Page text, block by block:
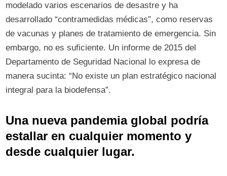
modelado varios escenarios de desastre y ha
desarrollado “contramedidas médicas”, como reservas
de vacunas y planes de tratamiento de emergencia. Sin
embargo, no es suficiente. Un informe de 2015 del
Departamento de Seguridad Nacional lo expresa de
manera sucinta: “No existe un plan estratégico nacional
integral para la biodefensa”.
Una nueva pandemia global podría
estallar en cualquier momento y
desde cualquier lugar.